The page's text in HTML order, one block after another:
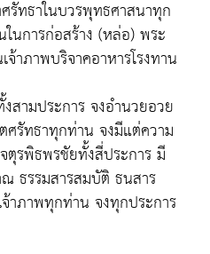
ทธาในบวรพุทธศาสนาทุก
นการก่อสร้าง (หล่อ) พระ
าภาพบริจาคอาหารโรงทาน
ามประการ จงอำนวยอวย
รัทธาทุกท่าน จงมีแต่ความ
รพิธพรชัยทั้งสี่ประการ มี
ธรรมสารสมบัติ ธนสาร
ภาพทุกท่าน จงทุกประการ